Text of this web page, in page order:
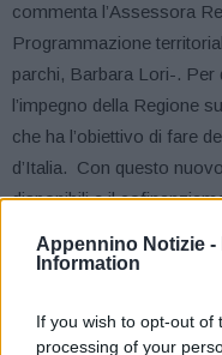
Appennino Notizie -
Information
If you wish to opt-out of
processing of your
commenta l’Assessora
Programmazione
parchi, Barbara Lori-.
l’impegno della Regione
che ha l’obiettivo di fare
d’Italia. Con questo
disponibili e il
estendiamo a tutti gli enti
ampliare le aree di
pertinenza”.